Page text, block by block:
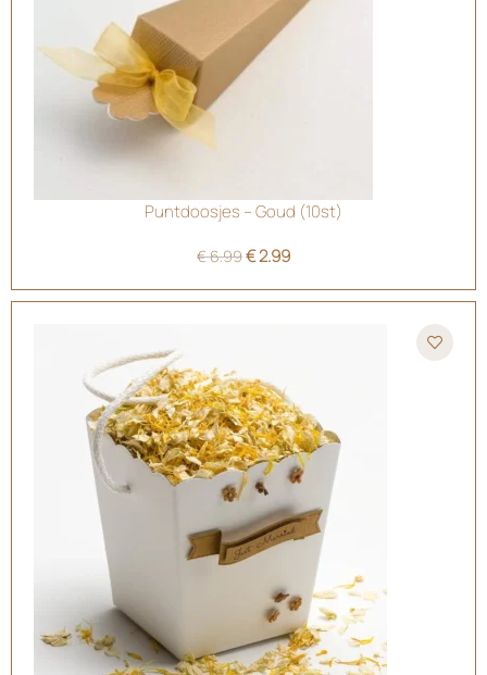
Puntdoosjes – Goud (10st)
€6.99€2.99